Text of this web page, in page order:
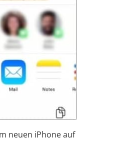
neuen iPhone auf